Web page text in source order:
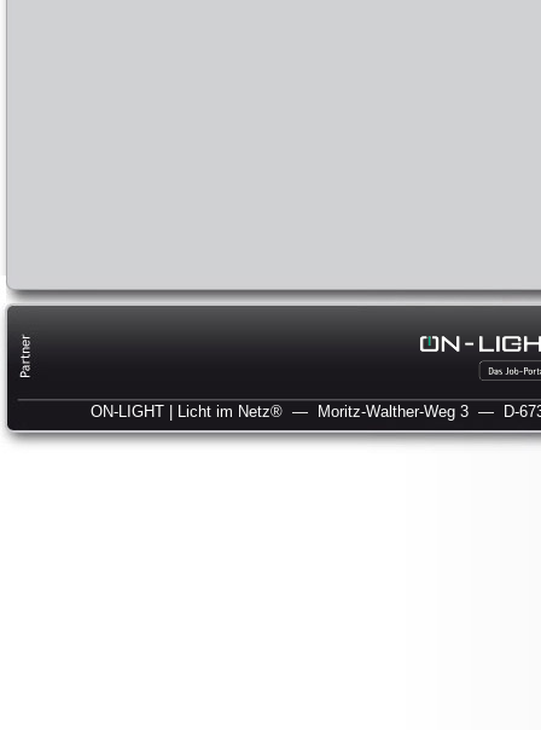
ON-LIGHT | Licht im Netz® — Moritz-Walther-Weg 3 — D-